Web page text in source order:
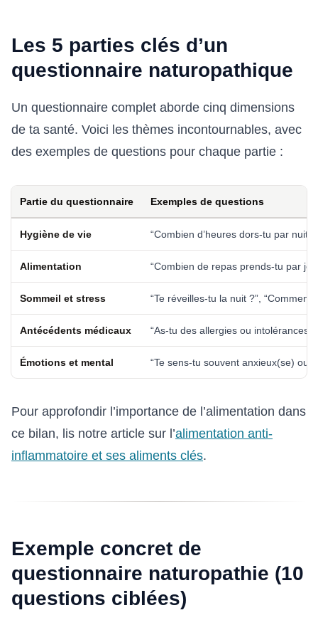
Les 5 parties clés d’un
questionnaire naturopathique
Un questionnaire complet aborde cinq dimensions
de ta santé. Voici les thèmes incontournables, avec
des exemples de questions pour chaque partie :
Partie du questionnaire Exemples de questions
Hygiène de vie “Combien d’heures dors-tu par nuit
Alimentation “Combien de repas prends-tu par
Sommeil et stress “Te réveilles-tu la nuit ?”,
Antécédents médicaux “As-tu des allergies ou intolérances
Émotions et mental “Te sens-tu souvent anxieux(se) ou
Pour approfondir l’importance de l’alimentation dans
ce bilan, lis notre article sur l’alimentation anti-
inflammatoire et ses aliments clés.
Exemple concret de
questionnaire naturopathie (10
questions ciblées)